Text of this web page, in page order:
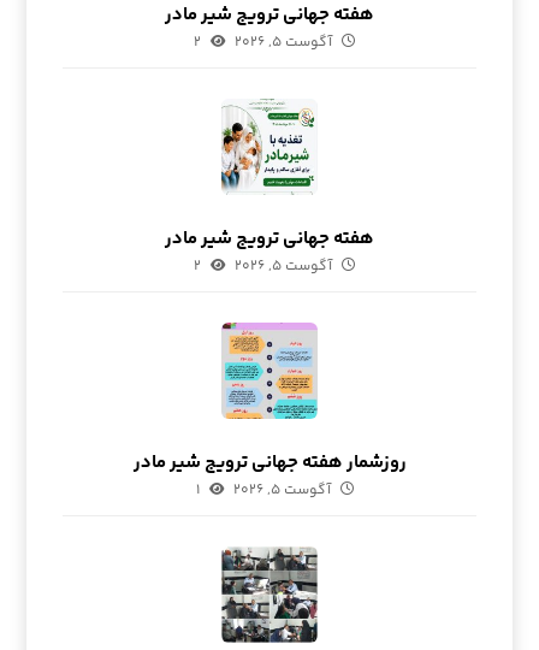
هفته جهانی ترویج شیر مادر
آگوست ۵, ۲۰۲۶ ۲
هفته جهانی ترویج شیر مادر
آگوست ۵, ۲۰۲۶ ۲
روزشمار هفته جهانی ترویج شیر مادر
آگوست ۵, ۲۰۲۶ ۱